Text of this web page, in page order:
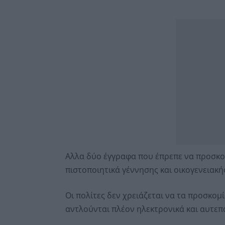
Αλλα δύο έγγραφα που έπρεπε να
πιστοποιητικά γέννησης και
Οι πολίτες δεν χρειάζεται να τα
αντλούνται πλέον ηλεκτρονικά και